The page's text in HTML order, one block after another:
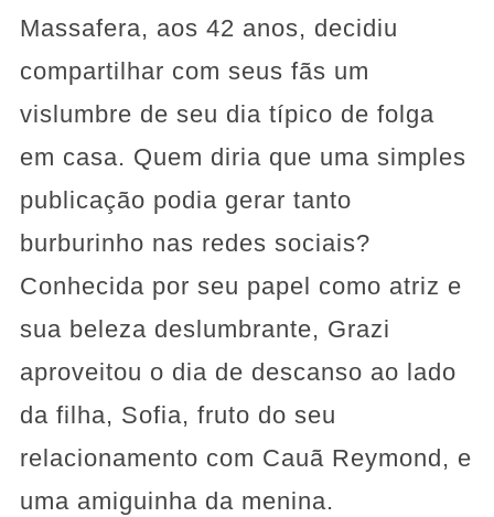
Massafera, aos 42 anos, decidiu
compartilhar com seus fãs um
vislumbre de seu dia típico de folga
em casa. Quem diria que uma simples
publicação podia gerar tanto
burburinho nas redes sociais?
Conhecida por seu papel como atriz e
sua beleza deslumbrante, Grazi
aproveitou o dia de descanso ao lado
da filha, Sofia, fruto do seu
relacionamento com Cauã Reymond, e
uma amiguinha da menina.